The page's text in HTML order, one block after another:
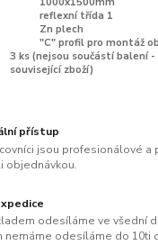
reflexní třída 1
Zn plech
"C" profil pro montáž
3 ks (nejsou součástí balení
související zboží)
přístup
jsou profesionálové a
objednávkou.
odesíláme ve všední
nemáme odesíláme do 10ti